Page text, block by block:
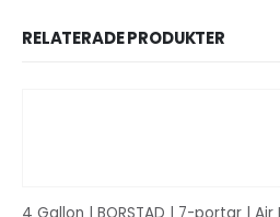
RELATERADE PRODUKTER
4 Gallon | BORSTAD | 7-portar | Air